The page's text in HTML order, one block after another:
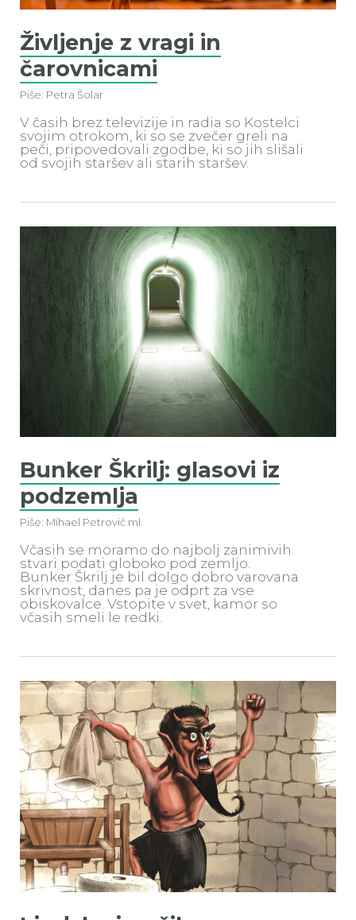
Življenje z vragi in
čarovnicami
Piše: Petra Šolar
V časih brez televizije in radia so Kostelci
svojim otrokom, ki so se zvečer greli na
peči, pripovedovali zgodbe, ki so jih slišali
od svojih staršev ali starih staršev.
Bunker Škrilj: glasovi iz
podzemlja
Piše: Mihael Petrovič ml.
Včasih se moramo do najbolj zanimivih
stvari podati globoko pod zemljo.
Bunker Škrilj je bil dolgo dobro varovana
skrivnost, danes pa je odprt za vse
obiskovalce. Vstopite v svet, kamor so
včasih smeli le redki.